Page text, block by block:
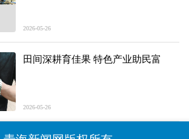
2026-05-26
田间深耕育佳果 特色产业助民富
2026-05-26